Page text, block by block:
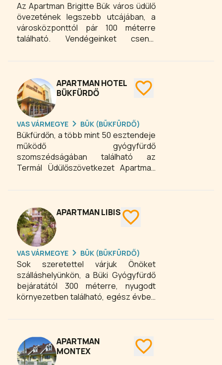
Az Apartman Brigitte Bük város üdülő
övezetének legszebb utcájában, a
városközponttól pár 100 méterre
található. Vendégeinket csend,
APARTMAN HOTEL
BÜKFÜRDŐ
VAS VÁRMEGYE BÜK (BÜKFÜRDŐ)
Bükfürdőn, a több mint 50 esztendeje
működő gyógyfürdő
szomszédságában található az
Termál Üdülőszövetkezet Apartman
melyből kettő a nyüzsgő fürdőváros
területen fekszik – kínálva tökéletes
nyugalmat vendégeink számára, míg a
másik kettő a fürdőre vezető út mellett
elhelyezkedve várja az
idelátogatókat.
APARTMAN LIBIS
VAS VÁRMEGYE BÜK (BÜKFÜRDŐ)
Sok szeretettel várjuk Önöket
szálláshelyünkön, a Büki Gyógyfürdő
bejáratától 300 méterre, nyugodt
környezetben található, egész évben
házunkban.
APARTMAN
MONTEX